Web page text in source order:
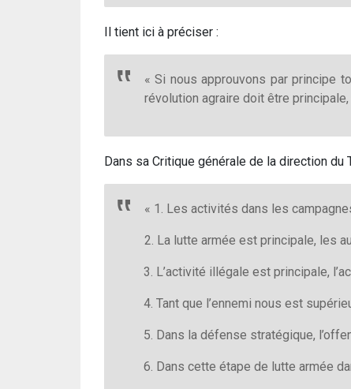
Il tient ici à préciser :
« Si nous approuvons par principe
révolution agraire doit être
Dans sa Critique générale de la direction
« 1. Les activités dans les
2. La lutte armée est principale, les
3. L’activité illégale est principale,
4. Tant que l’ennemi nous est
5. Dans la défense stratégique,
6. Dans cette étape de lutte armée